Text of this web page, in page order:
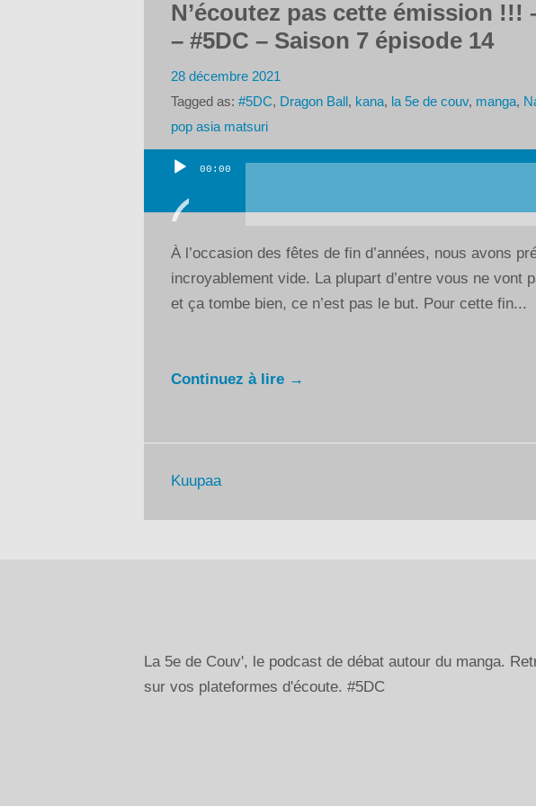
N’écoutez pas cette émission !!!
– #5DC – Saison 7 épisode 14
28 décembre 2021
Tagged as: #5DC, Dragon Ball, kana, la 5e de couv, manga,
pop asia matsuri
Lecteur
audio
00:00
À l’occasion des fêtes de fin d’années, nous avons
incroyablement vide. La plupart d’entre vous ne vont
et ça tombe bien, ce n’est pas le but. Pour cette fin...
Continuez à lire →
Kuupaa
La 5e de Couv', le podcast de débat autour du manga.
sur vos plateformes d'écoute. #5DC